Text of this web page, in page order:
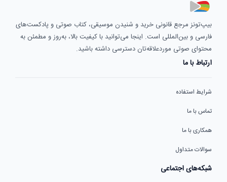
بیپ‌تونز مرجع قانونی خرید و شنیدن موسیقی، کتاب صوتی و پادکست‌های
فارسی و بین‌المللی است. اینجا می‌توانید با کیفیت بالا، به‌روز و مطمئن به
محتوای صوتی موردعلاقه‌تان دسترسی داشته باشید.
ارتباط با ما
شرایط استفاده
تماس با ما
همکاری با ما
سوالات متداول
شبکه‌های اجتماعی